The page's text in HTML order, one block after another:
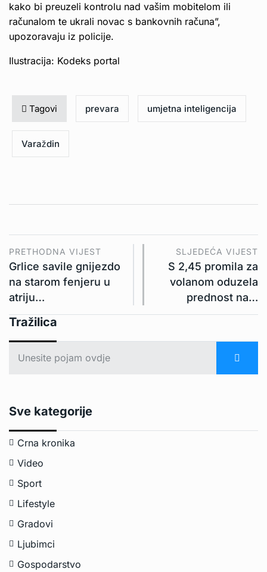
kako bi preuzeli kontrolu nad vašim mobitelom ili
računalom te ukrali novac s bankovnih računa”,
upozoravaju iz policije.
Ilustracija: Kodeks portal
Tagovi prevara umjetna inteligencija
Varaždin
PRETHODNA VIJEST
Grlice savile gnijezdo
na starom fenjeru u
atriju…
SLJEDEĆA VIJEST
S 2,45 promila za
volanom oduzela
prednost na…
Tražilica
Sve kategorije
Crna kronika
Video
Sport
Lifestyle
Gradovi
Ljubimci
Gospodarstvo